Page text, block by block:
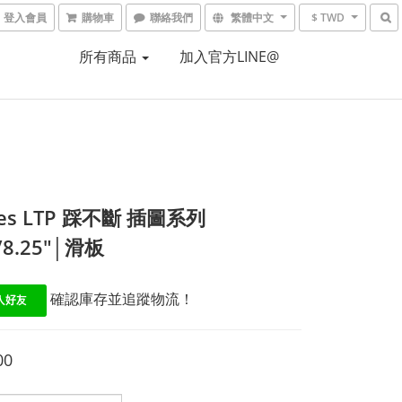
登入會員 購物車 聯絡我們 繁體中文 $ TWD
所有商品 加入官方LINE@
LTP 踩不斷 插圖系列
滑板
確認庫存並追蹤物流！